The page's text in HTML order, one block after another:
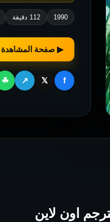
1990 112 دقيقة
▶ صفحة المشاهدة
f
𝕏
↗
☘